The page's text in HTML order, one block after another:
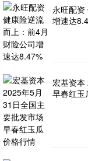
永旺配资
增速达
宏基资本
早春红玉